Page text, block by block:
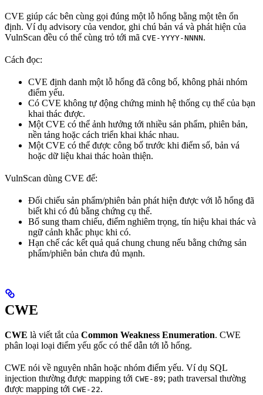
CVE giúp các bên cùng gọi đúng một lỗ hổng bằng một tên ổn
định. Ví dụ advisory của vendor, ghi chú bản vá và phát hiện của
VulnScan đều có thể cùng trỏ tới mã CVE-YYYY-NNNN.
Cách đọc:
CVE định danh một lỗ hổng đã công bố, không phải nhóm
điểm yếu.
Có CVE không tự động chứng minh hệ thống cụ thể của bạn
khai thác được.
Một CVE có thể ảnh hưởng tới nhiều sản phẩm, phiên bản,
nền tảng hoặc cách triển khai khác nhau.
Một CVE có thể được công bố trước khi điểm số, bản vá
hoặc dữ liệu khai thác hoàn thiện.
VulnScan dùng CVE để:
Đối chiếu sản phẩm/phiên bản phát hiện được với lỗ hổng đã
biết khi có đủ bằng chứng cụ thể.
Bổ sung tham chiếu, điểm nghiêm trọng, tín hiệu khai thác và
ngữ cảnh khắc phục khi có.
Hạn chế các kết quả quá chung chung nếu bằng chứng sản
phẩm/phiên bản chưa đủ mạnh.
CWE
CWE là viết tắt của Common Weakness Enumeration. CWE
phân loại loại điểm yếu gốc có thể dẫn tới lỗ hổng.
CWE nói về nguyên nhân hoặc nhóm điểm yếu. Ví dụ SQL
injection thường được mapping tới CWE-89; path traversal thường
được mapping tới CWE-22.